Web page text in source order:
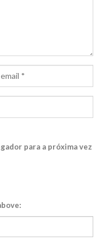
para a próxima vez